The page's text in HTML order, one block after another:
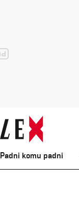
Padni komu padni